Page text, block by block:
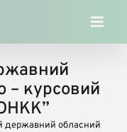
– курсовий
державний обласний